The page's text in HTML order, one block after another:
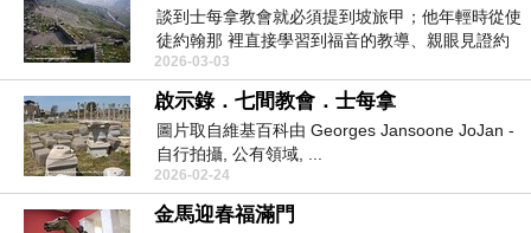
談到士每拿教會就必須提到坡旅甲；他年輕時從使
徒約翰那 裡直接學習到福音的教導、親眼見證約
翰的事工，...
2026-03-03
啟示錄．七間教會．士每拿
圖片取自維基百科由 Georges Jansoone JoJan -
自行拍攝, 公有領域, ...
2026-02-24
金馬迎春福滿門